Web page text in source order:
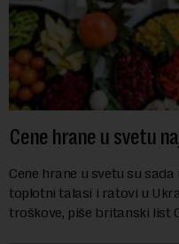
Cene hrane u svetu
Cene hrane u svetu su
toplotni talasi i ratovi u
troškove, piše britanski list